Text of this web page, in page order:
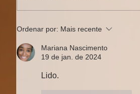
O motivo pelo qual nasceu a
Ordenar por: Mais recente
Mariana Nascimento
19 de jan. de 2024
Lido.